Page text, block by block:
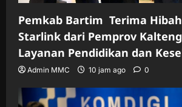
Pemkab Bartim Terima
Starlink dari Pemprov
Layanan Pendidikan dan
Admin MMC 10 jam ago 0